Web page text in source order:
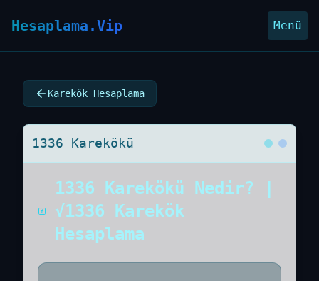
Hesaplama.Vip Menü
Karekök Hesaplama
1336 Karekökü
1336 Karekökü Nedir? |
√1336 Karekök
Hesaplama